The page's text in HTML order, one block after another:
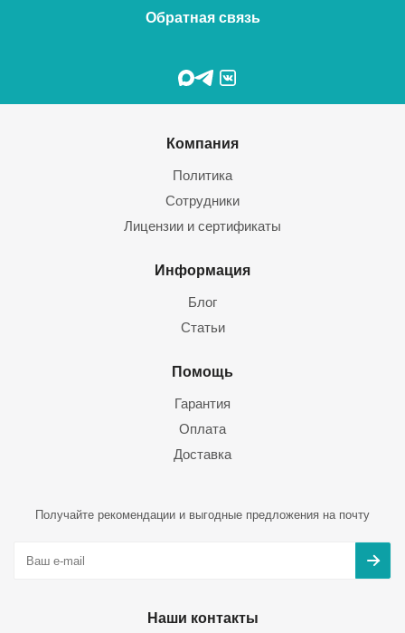
Обратная связь
Компания
Политика
Сотрудники
Лицензии и сертификаты
Информация
Блог
Статьи
Помощь
Гарантия
Оплата
Доставка
Получайте рекомендации и выгодные предложения на почту
Наши контакты